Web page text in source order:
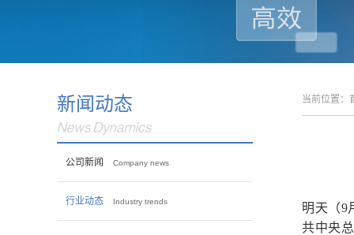
新闻动态
News Dynamics
公司新闻 Company news
行业动态 Industry trends
当前位置：
明天（9
共中央